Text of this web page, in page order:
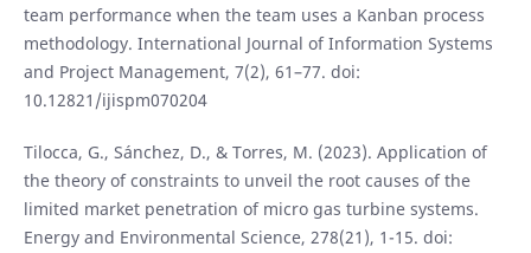
team performance when the team uses a Kanban process
methodology. International Journal of Information Systems
and Project Management, 7(2), 61–77. doi:
10.12821/ijispm070204
Tilocca, G., Sánchez, D., & Torres, M. (2023). Application of
the theory of constraints to unveil the root causes of the
limited market penetration of micro gas turbine systems.
Energy and Environmental Science, 278(21), 1-15. doi: